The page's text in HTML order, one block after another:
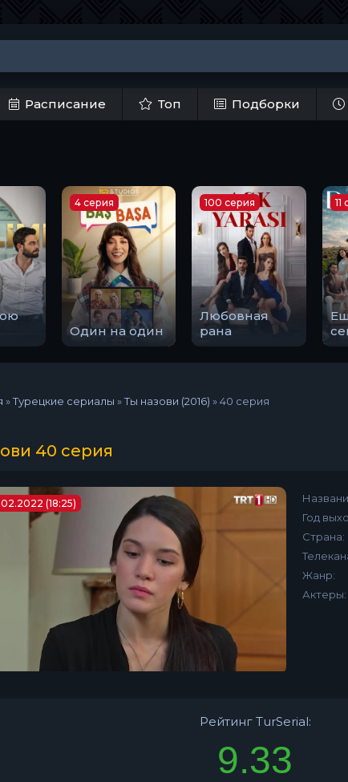
Расписание Топ Подборки
Один на один
4 серия
Любовная
рана
100 серия 11
»Турецкие сериалы »Ты назови (2016) »40 серия
40 серия
(18:25)
Год
Страна:
Жанр:
Актеры:
Рейтинг TurSerial:
9.33